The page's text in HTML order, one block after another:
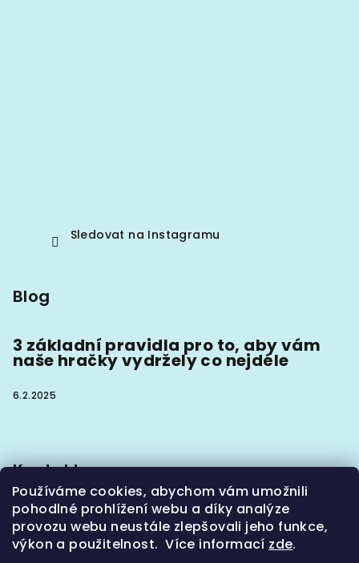
Používáme cookies, abychom vám umožnili
pohodlné prohlížení webu a díky analýze
provozu webu neustále zlepšovali jeho funkce,
výkon a použitelnost. Více informací zde.
Sledovat na Instagramu
Blog
3 základní pravidla pro to, aby vám
naše hračky vydržely co nejdéle
6.2.2025
Kontakt
info@hoaxx.cz
+420774302133